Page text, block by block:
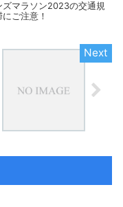
ズマラソン2023の交通規
ご注意！